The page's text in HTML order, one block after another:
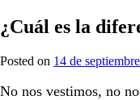
¿Cuál es la
Posted on 14 de
No nos vestimos, no